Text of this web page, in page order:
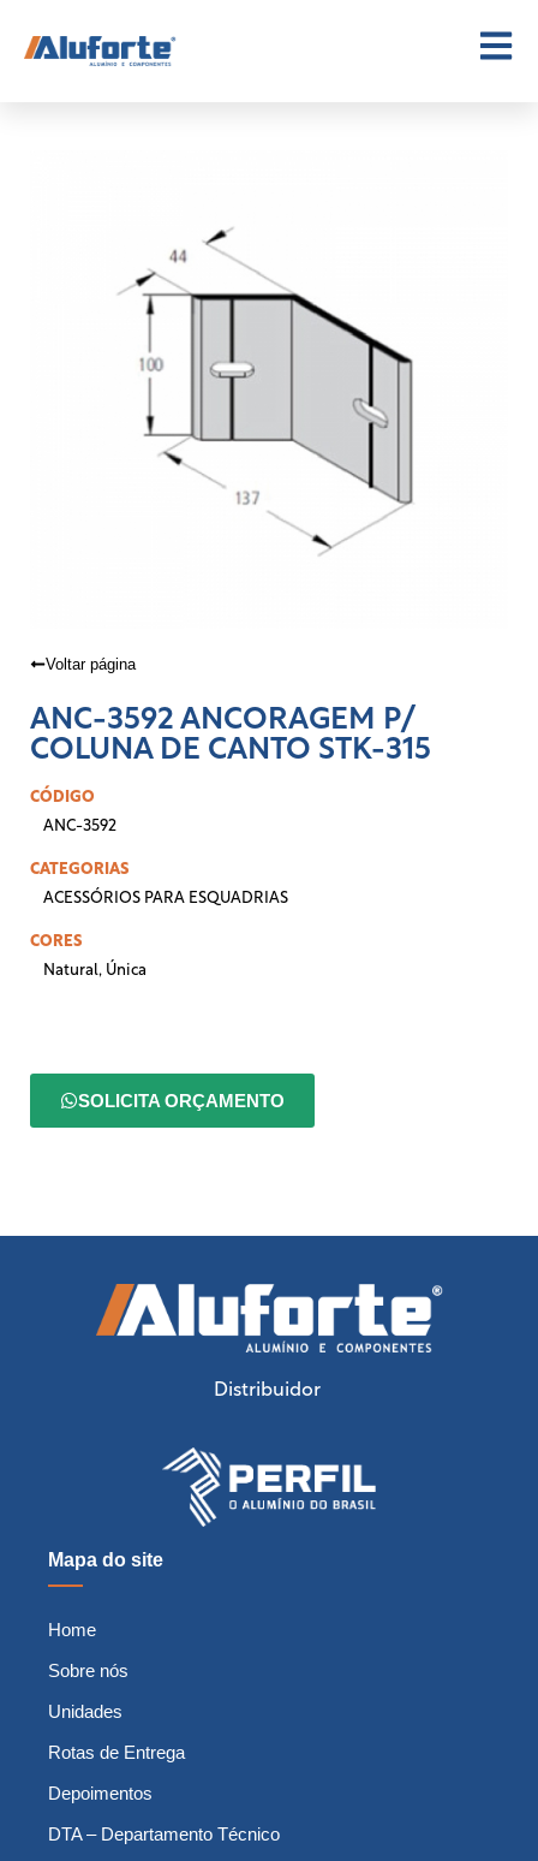
Voltar página
ANC-3592 ANCORAGEM P/
COLUNA DE CANTO STK-315
CÓDIGO
ANC-3592
CATEGORIAS
ACESSÓRIOS PARA ESQUADRIAS
CORES
Natural, Única
SOLICITA ORÇAMENTO
Distribuidor
Mapa do site
Home
Sobre nós
Unidades
Rotas de Entrega
Depoimentos
DTA – Departamento Técnico